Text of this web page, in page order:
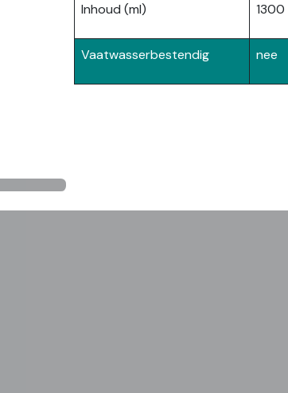
Inhoud (ml) 1300
Vaatwasserbestendig nee